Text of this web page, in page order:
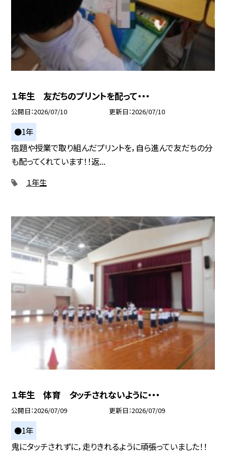
１年生 友だちのプリントを配って・・・
公開日 2026/07/10 更新日 2026/07/10
●1年
宿題や授業で取り組んだプリントを，自ら進んで友だちの分
も配ってくれています！！返...
１年生
１年生 体育 タッチされないように・・・
公開日 2026/07/09 更新日 2026/07/09
●1年
鬼にタッチされずに，走りきれるように頑張っていました！！